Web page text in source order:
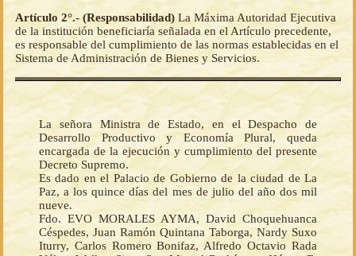
Artículo 2°.- (Responsabilidad) La Máxima Autoridad Ejecutiva
de la institución beneficiaría señalada en el Artículo precedente,
es responsable del cumplimiento de las normas establecidas en el
Sistema de Administración de Bienes y Servicios.
La señora Ministra de Estado, en el Despacho de
Desarrollo Productivo y Economía Plural, queda
encargada de la ejecución y cumplimiento del presente
Decreto Supremo.
Es dado en el Palacio de Gobierno de la ciudad de La
Paz, a los quince días del mes de julio del año dos mil
nueve.
Fdo. EVO MORALES AYMA, David Choquehuanca
Céspedes, Juan Ramón Quintana Taborga, Nardy Suxo
Iturry, Carlos Romero Bonifaz, Alfredo Octavio Rada